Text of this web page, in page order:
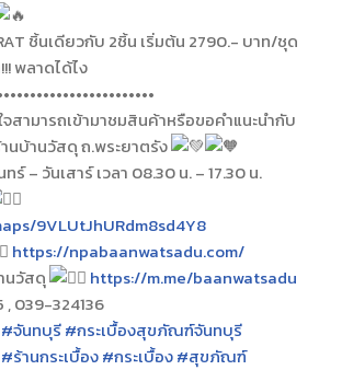
ชิ้นเดียวกับ 2ชิ้น เริ่มต้น 2790.- บาท/ชุด
พลาดได้ไง
สามารถเข้ามาชมสินค้าหรือขอคำแนะนำกับ
นบ้านวัสดุ ถ.พระยาตรัง
ร์ – วันเสาร์ เวลา 08.30 น. – 17.30 น.
9VLUtJhURdm8sd4Y8
https://npabaanwatsadu.com/
นวัสดุ
https://m.me/baanwatsadu
, 039-324136
#จันทบุรี#กระเบื้องสุขภัณฑ์จันทบุรี
#ร้านกระเบื้อง#กระเบื้อง#สุขภัณฑ์